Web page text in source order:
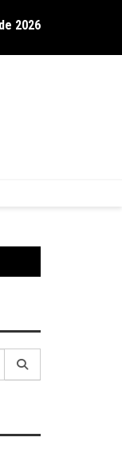
show no Gravador
2026